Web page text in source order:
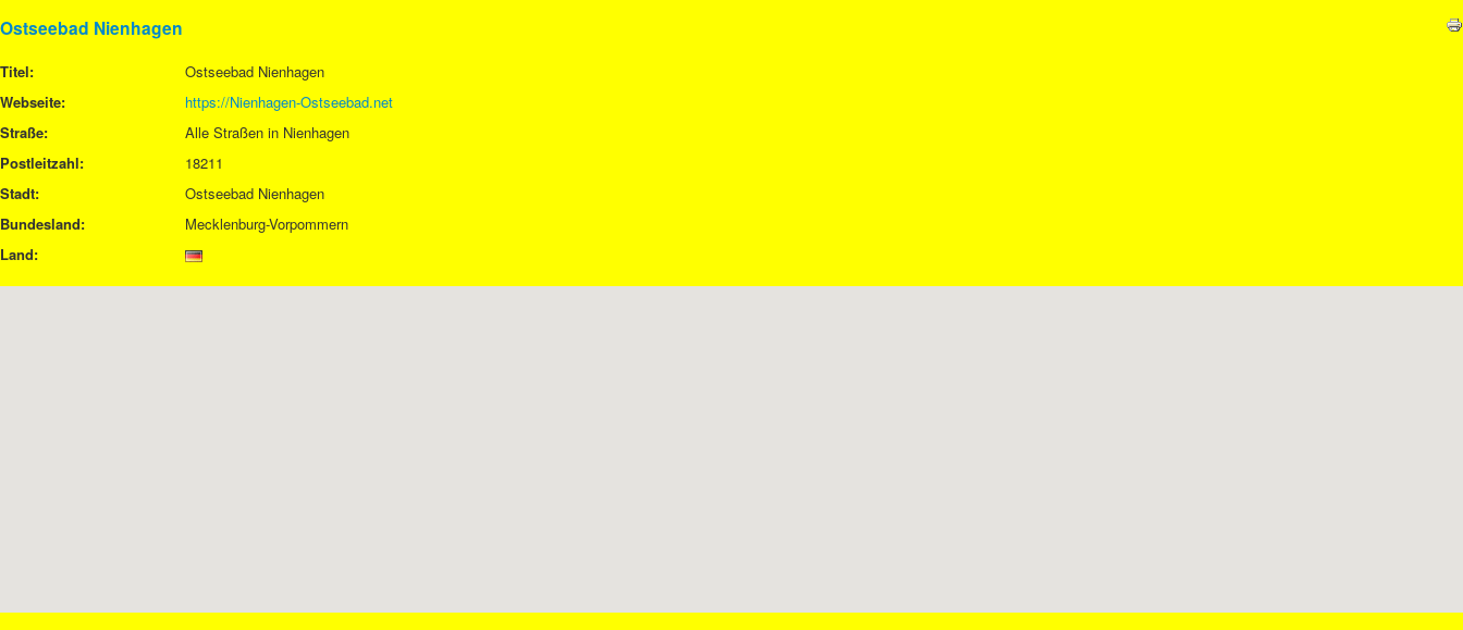
Ostseebad Nienhagen
Titel:
Ostseebad Nienhagen
Webseite:
https://Nienhagen-Ostseebad.net
Straße:
Alle Straßen in Nienhagen
Postleitzahl:
18211
Stadt:
Ostseebad Nienhagen
Bundesland:
Mecklenburg-Vorpommern
Land: